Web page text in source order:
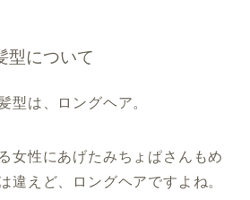
型について
型は、ロングヘア。
女性にあげたみちょぱさんもめ
違えど、ロングヘアですよね。